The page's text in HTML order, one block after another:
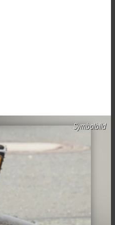
Symbolbild